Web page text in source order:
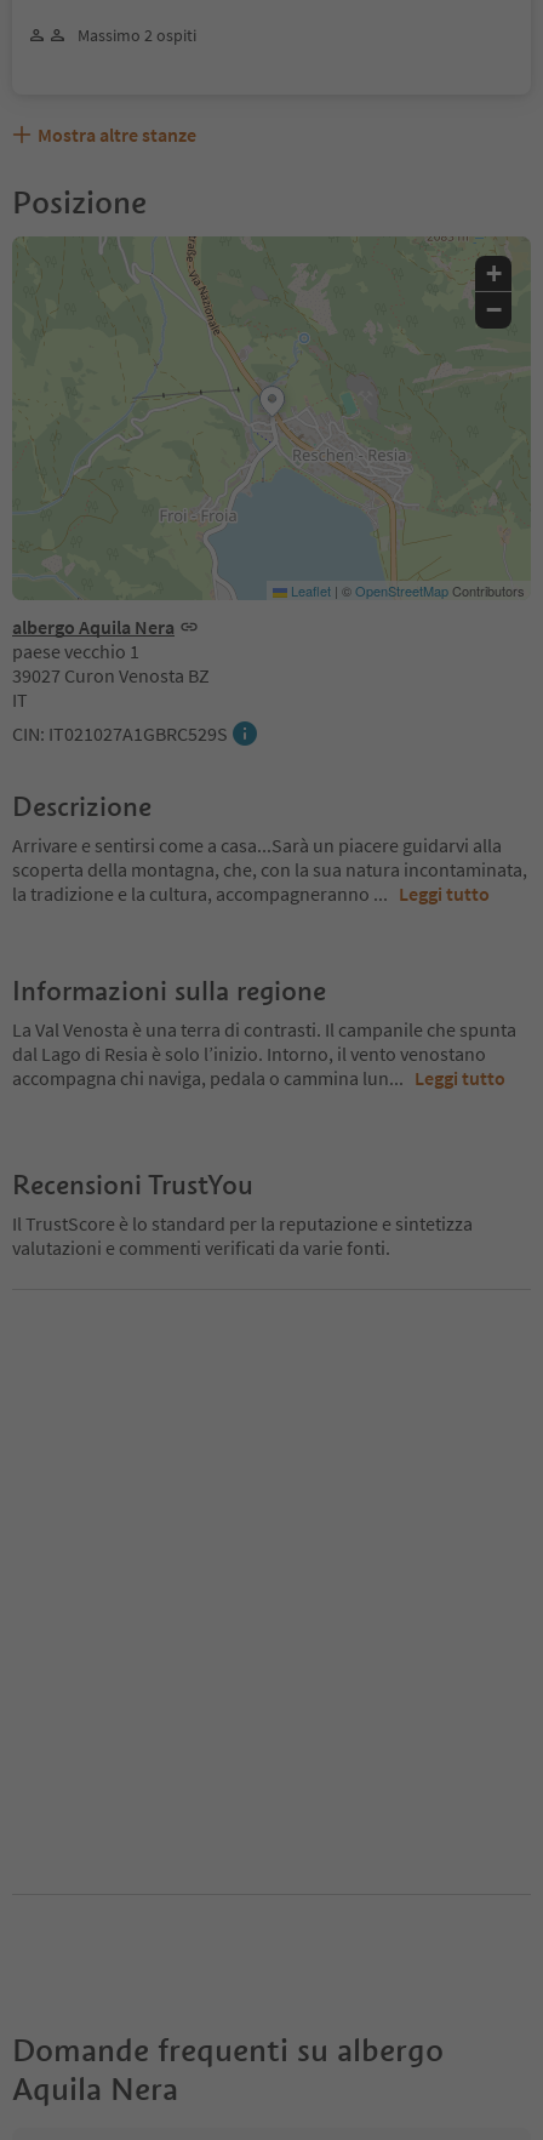
Massimo 2 ospiti
Mostra altre stanze
Posizione
albergo Aquila Nera
paese vecchio 1
39027 Curon Venosta BZ
IT
CIN: IT021027A1GBRC529S
+
−
Leaflet | ©OpenStreetMapContributors
Descrizione
Arrivare e sentirsi come a casa...Sarà un piacere guidarvi alla
scoperta della montagna, che, con la sua natura incontaminata,
la tradizione e la cultura, accompagneranno ... Leggi tutto
Informazioni sulla regione
La Val Venosta è una terra di contrasti. Il campanile che spunta
dal Lago di Resia è solo l’inizio. Intorno, il vento venostano
accompagna chi naviga, pedala o cammina lun... Leggi tutto
Recensioni TrustYou
Il TrustScore è lo standard per la reputazione e sintetizza
valutazioni e commenti verificati da varie fonti.
Domande frequenti su albergo
Aquila Nera